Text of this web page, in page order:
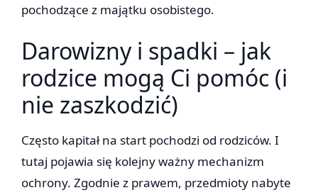
pochodzące z majątku osobistego.
Darowizny i spadki – jak
rodzice mogą Ci pomóc (i
nie zaszkodzić)
Często kapitał na start pochodzi od rodziców. I
tutaj pojawia się kolejny ważny mechanizm
ochrony. Zgodnie z prawem, przedmioty nabyte